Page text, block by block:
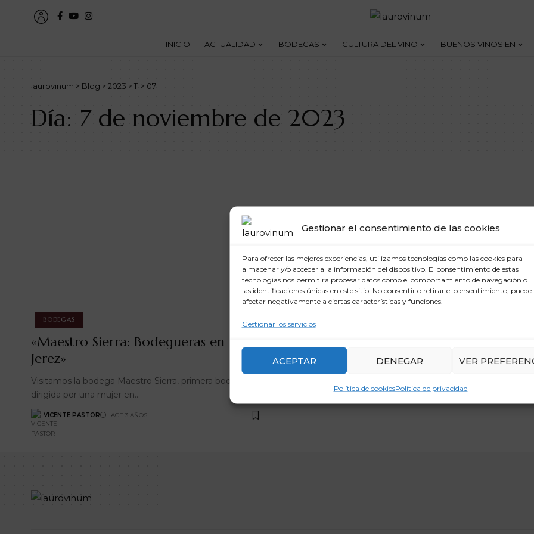
Gestionar el consentimiento de las cookies
Para ofrecer las mejores experiencias, utilizamos tecnologías como las cookies para
almacenar y/o acceder a la información del dispositivo. El consentimiento de estas
tecnologías nos permitirá procesar datos como el comportamiento de navegación o
las identificaciones únicas en este sitio. No consentir o retirar el consentimiento, puede
afectar negativamente a ciertas características y funciones.
Gestionar los servicios
ACEPTAR DENEGAR VER
Política de cookiesPolítica de privacidad
INICIO ACTUALIDAD BODEGAS CULTURA DEL VINO BUENOS VINOS EN
laurovinum > Blog >2023 >11 > 07
Día: 7 de noviembre de 2023
BODEGAS
«Maestro Sierra: Bodegueras en
Jerez»
Visitamos la bodega Maestro Sierra, primera bodega
dirigida por una mujer en…
VICENTE PASTOR HACE 3 AÑOS